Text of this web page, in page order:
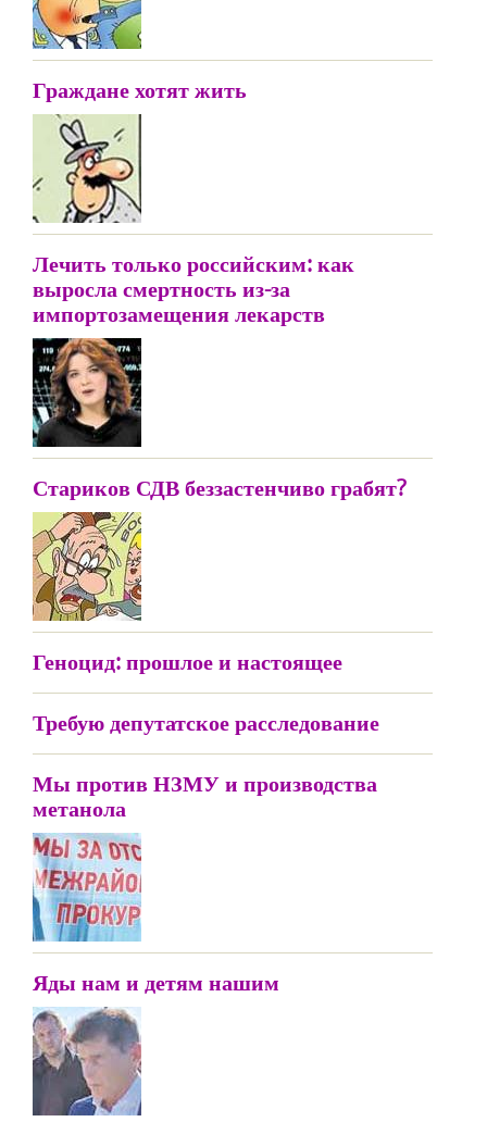
Граждане хотят жить
Лечить только российским: как
выросла смертность из-за
импортозамещения лекарств
Стариков СДВ беззастенчиво грабят?
Геноцид: прошлое и настоящее
Требую депутатское расследование
Мы против НЗМУ и производства
метанола
Яды нам и детям нашим